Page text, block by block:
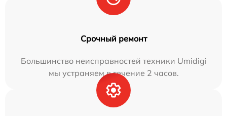
Срочный ремонт
Большинство неисправностей техники Umidigi
мы устраняем в течение 2 часов.